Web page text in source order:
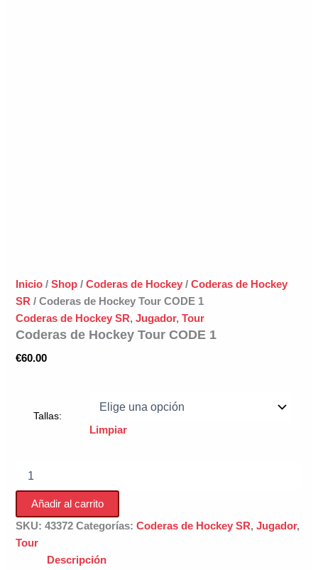
Inicio /Shop /Coderas de Hockey /Coderas de Hockey
SR / Coderas de Hockey Tour CODE 1
Coderas de Hockey SR,Jugador,Tour
Coderas de Hockey Tour CODE 1
€60.00
Tallas:
Limpiar
Tour
CODE
1
cantidad
Añadir al carrito
SKU:43372 Categorías:Coderas de Hockey SR,Jugador,
Tour
Descripción